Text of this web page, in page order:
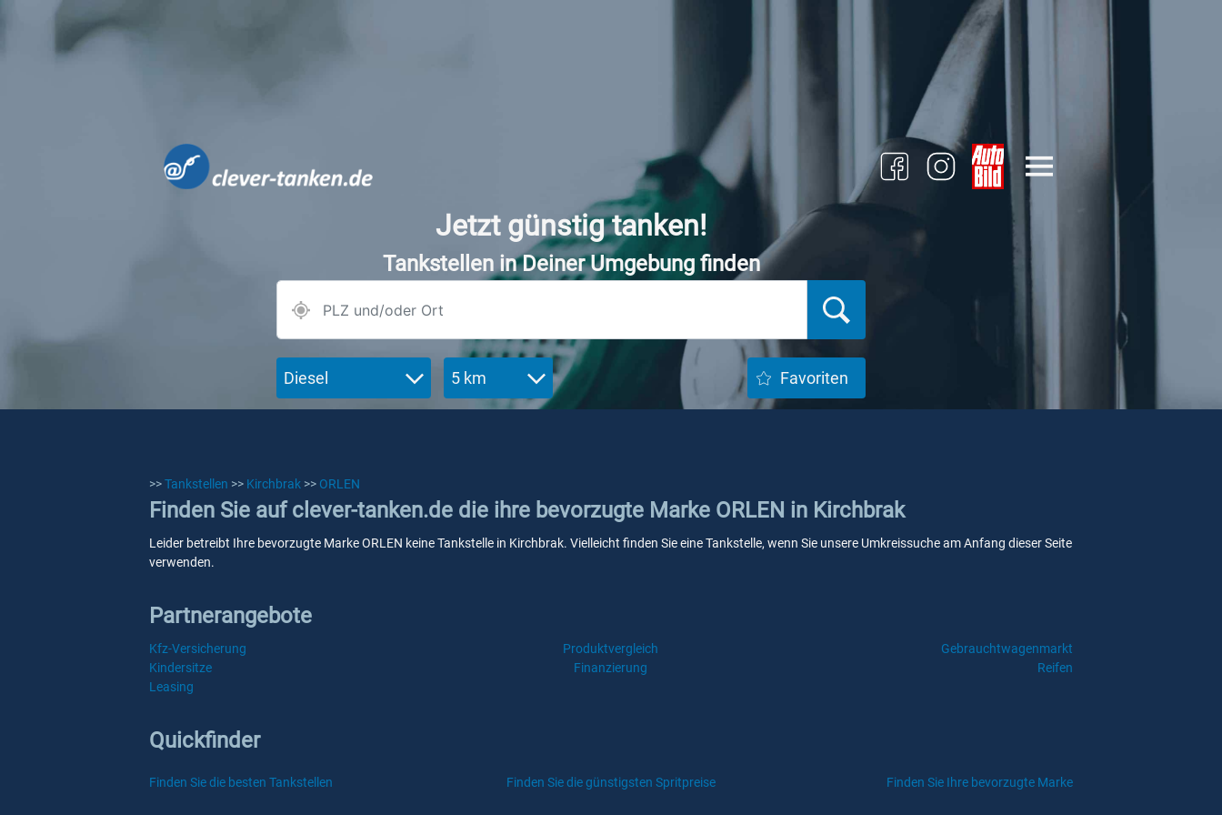
Jetzt günstig tanken!
Tankstellen in Deiner Umgebung finden
Diesel 5 km Favoriten
>>Tankstellen >> Kirchbrak >> ORLEN
Finden Sie auf clever-tanken.de die ihre bevorzugte Marke ORLEN in Kirchbrak
Leider betreibt Ihre bevorzugte Marke ORLEN keine Tankstelle in Kirchbrak. Vielleicht finden Sie eine Tankstelle, wenn Sie unsere Umkreissuche am Anfang dieser Seite
verwenden.
Partnerangebote
Kfz-Versicherung Produktvergleich
Gebrauchtwagenmarkt
Kindersitze
Finanzierung
Reifen
Leasing
Quickfinder
Finden Sie die besten Tankstellen Finden Sie die günstigsten Spritpreise Finden Sie Ihre bevorzugte Marke